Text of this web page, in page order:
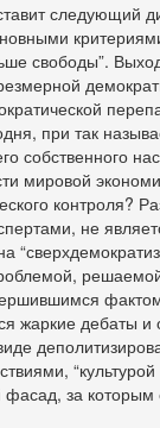
следующий
свободы”.
при так
собственного
мировой
контроля?
не
жаркие дебаты
за